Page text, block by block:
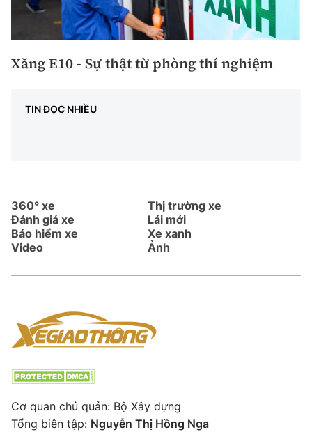
Xăng E10 - Sự thật từ phòng thí nghiệm
TIN ĐỌC NHIỀU
360° xe
Thị trường xe
Đánh giá xe
Lái mới
Bảo hiểm xe
Xe xanh
Video
Ảnh
Cơ quan chủ quản: Bộ Xây dựng
Tổng biên tập: Nguyễn Thị Hồng Nga